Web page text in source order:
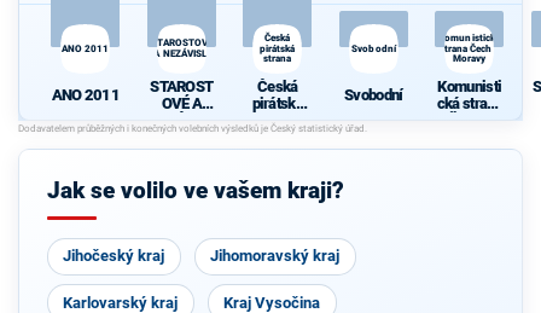
ANO 2011
ANO 2011
STAROSTOVÉ
A NEZÁVISLÍ
STAROST
OVÉ A
NEZÁVISL
Í
Česká
pirátská
strana
Česká
pirátská
strana
Svobodní
Svobodní
Komunistická
strana Čech a
Moravy
Komunisti
cká strana
Čech a
Jak se volilo ve vašem kraji?
Jihočeský kraj Jihomoravský kraj
Karlovarský kraj Kraj Vysočina